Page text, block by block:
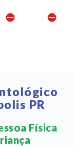
PR
Física